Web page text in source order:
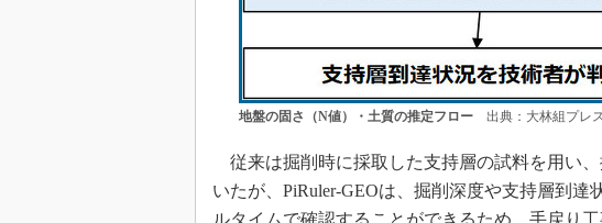
地盤の固さ（N値）・土質の推定フロー出典：大林組プレ
従来は掘削時に採取した支持層の試料を用い
いたが、PiRuler-GEOは、掘削深度や支持層到
ルタイムで確認することができるため、手戻り